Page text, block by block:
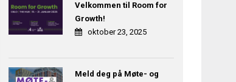
Velkommen til Room for
Growth!
oktober 23, 2025
Meld deg på Møte- og